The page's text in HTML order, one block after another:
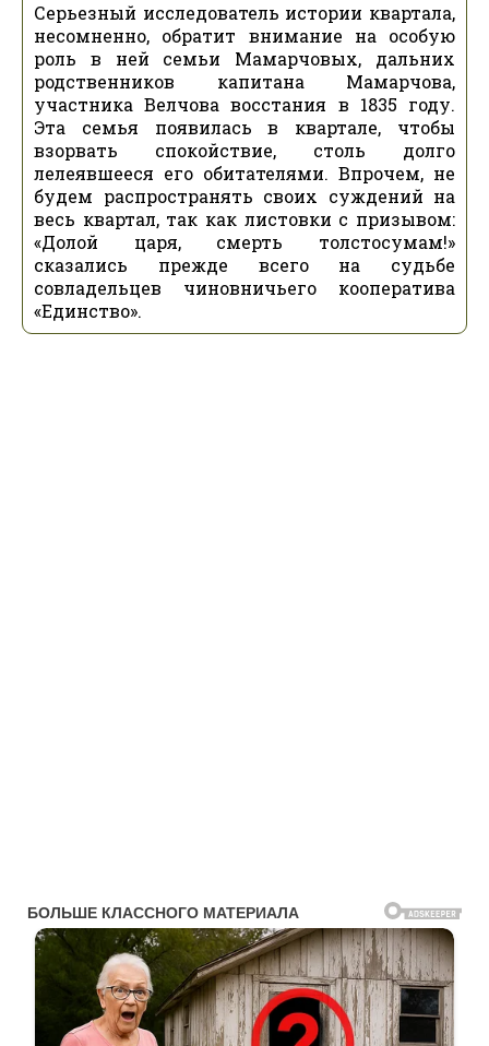
Серьезный исследователь истории квартала,
несомненно, обратит внимание на особую
роль в ней семьи Мамарчовых, дальних
родственников капитана Мамарчова,
участника Велчова восстания в 1835 году.
Эта семья появилась в квартале, чтобы
взорвать спокойствие, столь долго
лелеявшееся его обитателями. Впрочем, не
будем распространять своих суждений на
весь квартал, так как листовки с призывом:
«Долой царя, смерть толстосумам!»
сказались прежде всего на судьбе
совладельцев чиновничьего кооператива
«Единство».